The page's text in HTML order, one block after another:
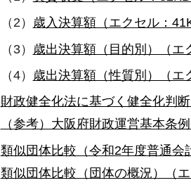
（2） 歳入決算額（エクセル：
（3）
歳出決算額（目的別）（エ
（4）
歳出決算額（性質別）（エ
財政健全化法に基づく健全化判
（参考）大阪府財政運営基本条
類似団体比較（令和2年度普通会
類似団体比較（団体の概況）（エ